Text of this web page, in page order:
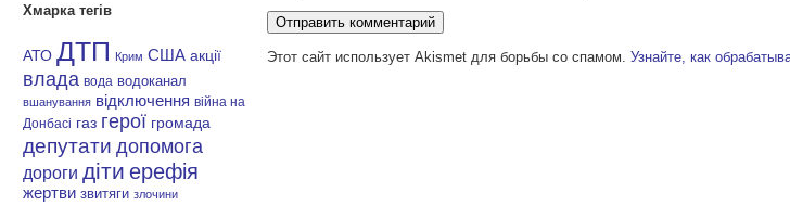
Хмарка тегів
АТО ДТП Крим США акції
влада вода водоканал
вшанування відключення війна на
Донбасі газ герої громада
депутати допомога
дороги діти ерефія
жертви звитяги злочини
Этот сайт использует Akismet для борьбы со спамом.Узнайте, как